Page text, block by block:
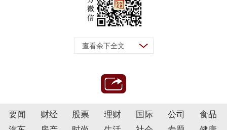
查看余下全文
要闻 财经 股票 理财 国际 公司
食品